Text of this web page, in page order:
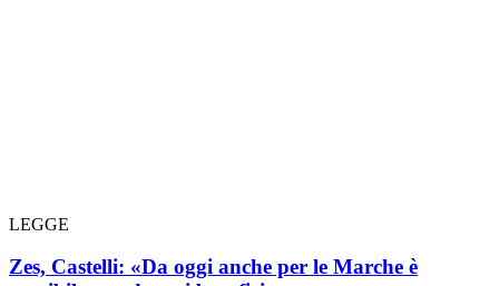
LEGGE
Zes, Castelli: «Da oggi anche per le Marche è